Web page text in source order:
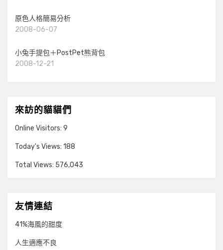
原色人格簡易分析
2008-06-07
小兔手提包＋PostPet熊背包
2008-12-21
來訪的貓貓們
Online Visitors: 9
Today's Views: 188
Total Views: 576,043
友情連結
41%海風的甜度
人生適應不良